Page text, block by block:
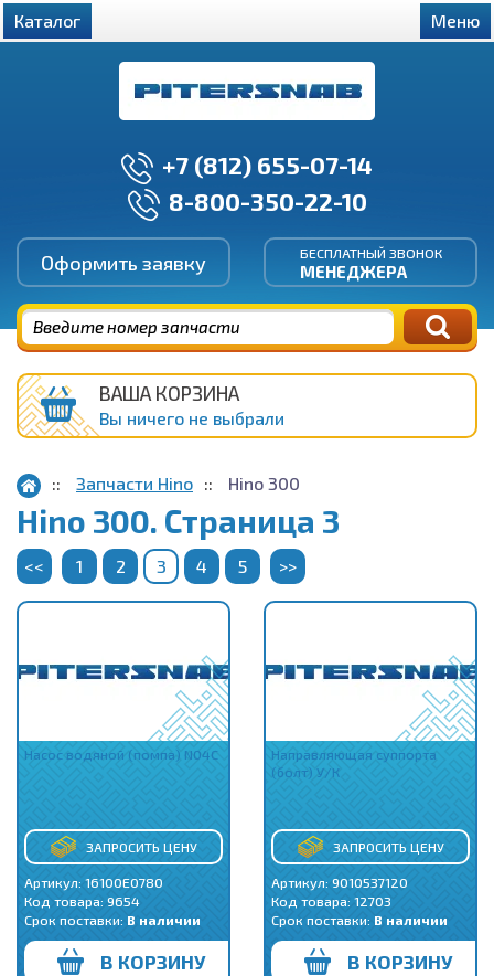
+7 (812) 655-07-14
8-800-350-22-10
Оформить заявку БЕСПЛАТНЫЙ ЗВОНОК
МЕНЕДЖЕРА
Каталог Меню
ВАША КОРЗИНА
Вы ничего не выбрали
Запчасти Hino Hino 300
Hino 300. Страница 3
<< 1 2 3 4 5 >>
Насос водяной (помпа) N04C
ЗАПРОСИТЬ ЦЕНУ
Артикул: 16100E0780
Код товара: 9654
Срок поставки: В наличии
В КОРЗИНУ
Направляющая суппорта
(болт) У/К
ЗАПРОСИТЬ ЦЕНУ
Артикул: 9010537120
Код товара: 12703
Срок поставки: В наличии
В КОРЗИНУ